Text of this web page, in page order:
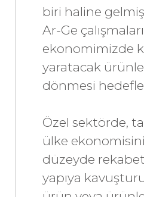
biri haline
Ar-Ge
ekonomimizde
yaratacak
dönmesi
Özel sektörde,
ülke
düzeyde
yapıya